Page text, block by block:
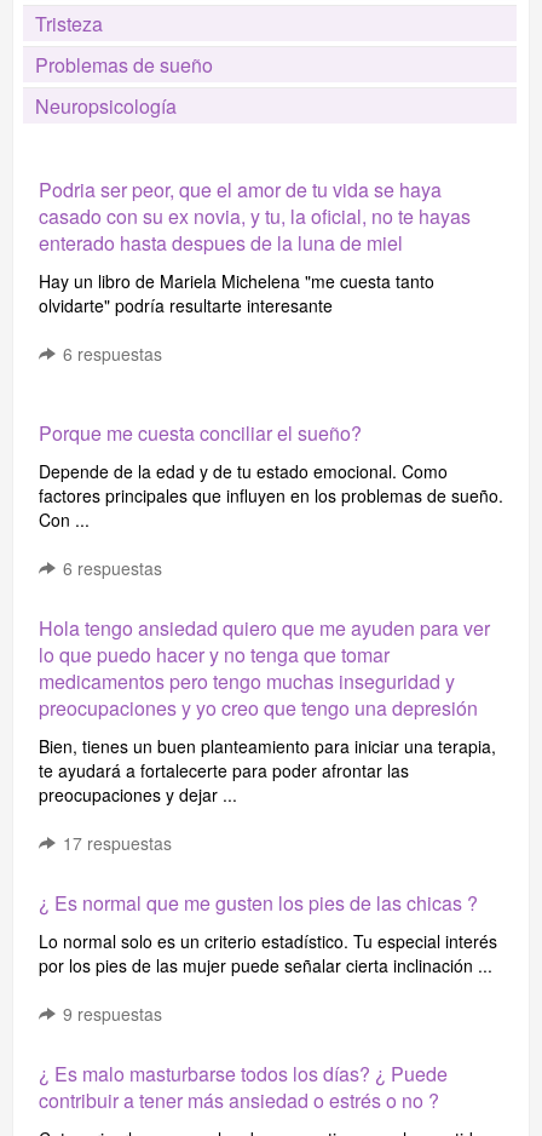
Tristeza
Problemas de sueño
Neuropsicología
Podria ser peor, que el amor de tu vida se haya
casado con su ex novia, y tu, la oficial, no te hayas
enterado hasta despues de la luna de miel
Hay un libro de Mariela Michelena "me cuesta tanto
olvidarte" podría resultarte interesante
6 respuestas
Porque me cuesta conciliar el sueño?
Depende de la edad y de tu estado emocional. Como
factores principales que influyen en los problemas de sueño.
Con ...
6 respuestas
Hola tengo ansiedad quiero que me ayuden para ver
lo que puedo hacer y no tenga que tomar
medicamentos pero tengo muchas inseguridad y
preocupaciones y yo creo que tengo una depresión
Bien, tienes un buen planteamiento para iniciar una terapia,
te ayudará a fortalecerte para poder afrontar las
preocupaciones y dejar ...
17 respuestas
¿ Es normal que me gusten los pies de las chicas ?
Lo normal solo es un criterio estadístico. Tu especial interés
por los pies de las mujer puede señalar cierta inclinación ...
9 respuestas
¿ Es malo masturbarse todos los días? ¿ Puede
contribuir a tener más ansiedad o estrés o no ?